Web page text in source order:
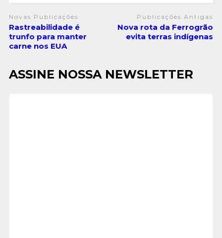
Novas Publicações
Rastreabilidade é
trunfo para manter
carne nos EUA
Publicações Antigas
Nova rota da Ferrogrão
evita terras indígenas
ASSINE NOSSA NEWSLETTER